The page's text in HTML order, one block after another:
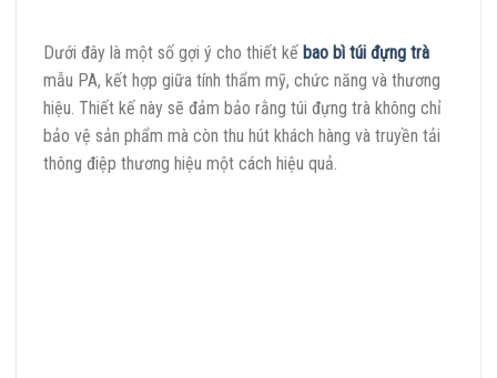
Dưới đây là một số gợi ý cho thiết kế bao bì túi đựng trà
mẫu PA, kết hợp giữa tính thẩm mỹ, chức năng và thương
hiệu. Thiết kế này sẽ đảm bảo rằng túi đựng trà không chỉ
bảo vệ sản phẩm mà còn thu hút khách hàng và truyền tải
thông điệp thương hiệu một cách hiệu quả.